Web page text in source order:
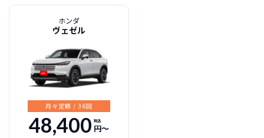
ホンダ
ヴェゼル
月々定額 / 36回
48,400 税込
円〜